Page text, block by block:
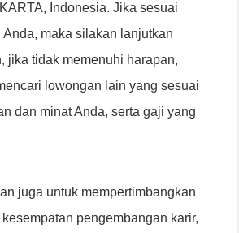
Indonesia. Jika sesuai
maka silakan lanjutkan
jika tidak memenuhi harapan,
lowongan lain yang sesuai
dan minat Anda, serta gaji yang
juga untuk mempertimbangkan
pengembangan karir,